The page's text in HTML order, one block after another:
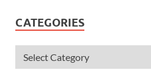
CATEGORIES